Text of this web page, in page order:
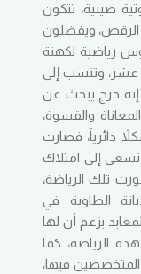
صينية، تتكون
الرقص، ويفضلون
رياضية لكهنة
عشر، وتنسب إلى
إنه خرج يبحث عن
والقسوة،
دائرياً، فصارت
تسعى إلى امتلاك
تلك الرياضة،
الطاوية في
بزعم أن لها
الرياضة، كما
المتخصصين فيها،